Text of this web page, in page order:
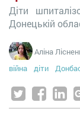
Діти
Донецькій
Аліна
війна
діти